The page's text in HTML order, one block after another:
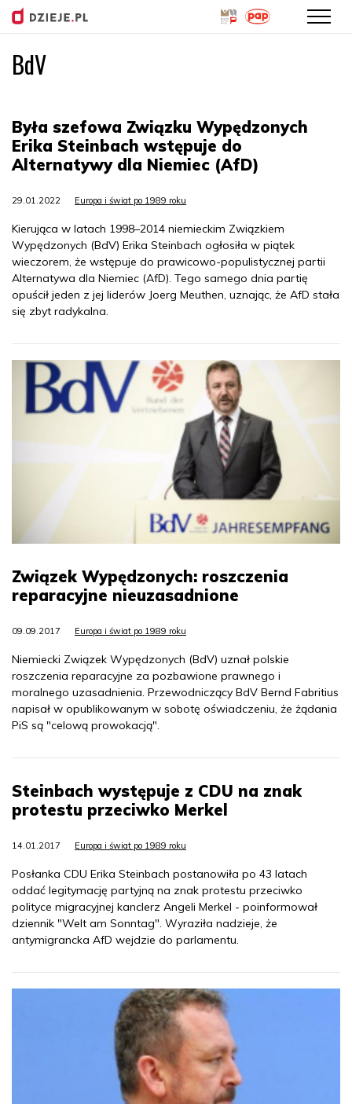
BdV
Była szefowa Związku Wypędzonych
Erika Steinbach wstępuje do
Alternatywy dla Niemiec (AfD)
29.01.2022 Europa i świat po 1989 roku
Kierująca w latach 1998–2014 niemieckim Związkiem
Wypędzonych (BdV) Erika Steinbach ogłosiła w piątek
wieczorem, że wstępuje do prawicowo-populistycznej partii
Alternatywa dla Niemiec (AfD). Tego samego dnia partię
opuścił jeden z jej liderów Joerg Meuthen, uznając, że AfD stała
się zbyt radykalna.
Związek Wypędzonych: roszczenia
reparacyjne nieuzasadnione
09.09.2017 Europa i świat po 1989 roku
Niemiecki Związek Wypędzonych (BdV) uznał polskie
roszczenia reparacyjne za pozbawione prawnego i
moralnego uzasadnienia. Przewodniczący BdV Bernd Fabritius
napisał w opublikowanym w sobotę oświadczeniu, że żądania
PiS są "celową prowokacją".
Steinbach występuje z CDU na znak
protestu przeciwko Merkel
14.01.2017 Europa i świat po 1989 roku
Posłanka CDU Erika Steinbach postanowiła po 43 latach
oddać legitymację partyjną na znak protestu przeciwko
polityce migracyjnej kanclerz Angeli Merkel - poinformował
dziennik "Welt am Sonntag". Wyraziła nadzieje, że
antymigrancka AfD wejdzie do parlamentu.